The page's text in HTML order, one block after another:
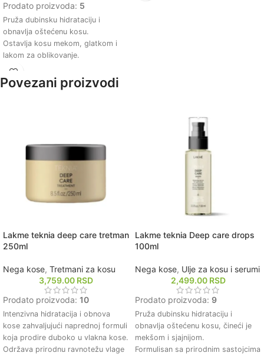
Prodato proizvoda: 5
Pruža dubinsku hidrataciju i
obnavlja oštećenu kosu.
Ostavlja kosu mekom, glatkom i
lakom za oblikovanje.
Sadrži prirodne sastojke koji
poboljšavaju zdravlje kose.
Štiti kosu od štetnih uticaja okoline
Povezani proizvodi
Lakme teknia deep care tretman
250ml
Nega kose, Tretmani za kosu
3,759.00 RSD
Prodato proizvoda: 10
Intenzivna hidratacija i obnova
kose zahvaljujući naprednoj formuli
koja prodire duboko u vlakna kose.
Održava prirodnu ravnotežu vlage
Lakme teknia Deep care drops
100ml
Nega kose, Ulje za kosu i serumi
2,499.00 RSD
Prodato proizvoda: 9
Pruža dubinsku hidrataciju i
obnavlja oštećenu kosu, čineći je
mekšom i sjajnijom.
Formulisan sa prirodnim sastojcima